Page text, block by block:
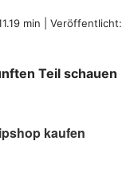
min | Veröffentlicht:
Teil schauen
kaufen